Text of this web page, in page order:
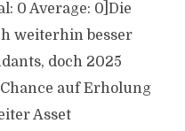
0 Average: 0]Die
weiterhin besser
doch 2025
auf Erholung
Asset